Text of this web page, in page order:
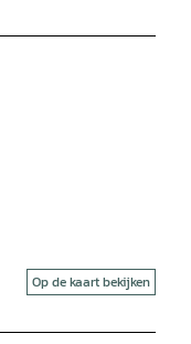
Op de kaart bekijken